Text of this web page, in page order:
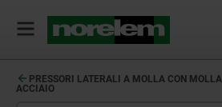
PRESSORI LATERALI A MOLLA CON
ACCIAIO